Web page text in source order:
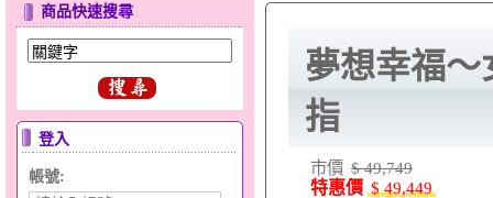
商品快速搜尋
登入
帳號:
夢想幸福～
指
市價 $ 49,749
特惠價 $ 49,449